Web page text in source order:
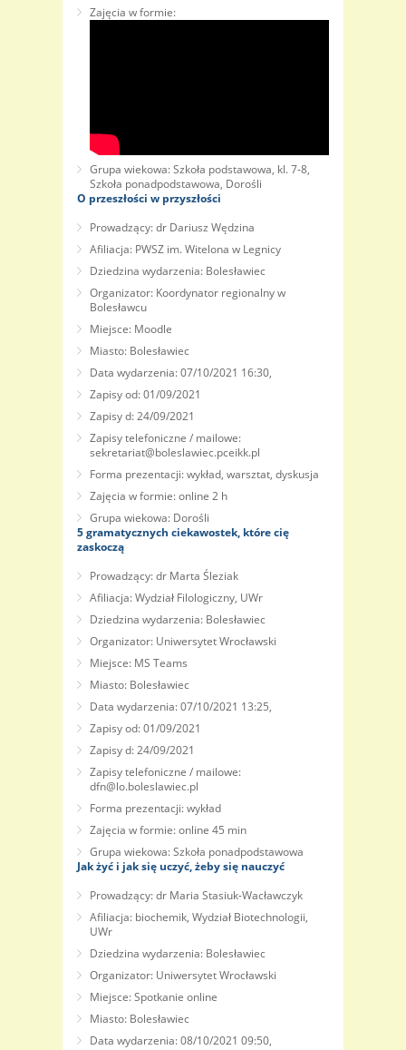
Zajęcia w formie:
Grupa wiekowa: Szkoła podstawowa, kl. 7-8,
Szkoła ponadpodstawowa, Dorośli
O przeszłości w przyszłości
Prowadzący: dr Dariusz Wędzina
Afiliacja: PWSZ im. Witelona w Legnicy
Dziedzina wydarzenia: Bolesławiec
Organizator: Koordynator regionalny w
Bolesławcu
Miejsce: Moodle
Miasto: Bolesławiec
Data wydarzenia: 07/10/2021 16:30,
Zapisy od: 01/09/2021
Zapisy d: 24/09/2021
Zapisy telefoniczne / mailowe:
sekretariat@boleslawiec.pceikk.pl
Forma prezentacji: wykład, warsztat, dyskusja
Zajęcia w formie: online 2 h
Grupa wiekowa: Dorośli
5 gramatycznych ciekawostek, które cię
zaskoczą
Prowadzący: dr Marta Śleziak
Afiliacja: Wydział Filologiczny, UWr
Dziedzina wydarzenia: Bolesławiec
Organizator: Uniwersytet Wrocławski
Miejsce: MS Teams
Miasto: Bolesławiec
Data wydarzenia: 07/10/2021 13:25,
Zapisy od: 01/09/2021
Zapisy d: 24/09/2021
Zapisy telefoniczne / mailowe:
dfn@lo.boleslawiec.pl
Forma prezentacji: wykład
Zajęcia w formie: online 45 min
Grupa wiekowa: Szkoła ponadpodstawowa
Jak żyć i jak się uczyć, żeby się nauczyć
Prowadzący: dr Maria Stasiuk-Wacławczyk
Afiliacja: biochemik, Wydział Biotechnologii,
UWr
Dziedzina wydarzenia: Bolesławiec
Organizator: Uniwersytet Wrocławski
Miejsce: Spotkanie online
Miasto: Bolesławiec
Data wydarzenia: 08/10/2021 09:50,